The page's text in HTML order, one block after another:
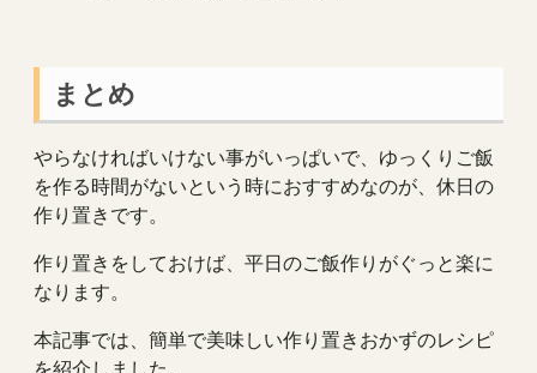
まとめ
やらなければいけない事がいっぱいで、ゆっくりご飯
を作る時間がないという時におすすめなのが、休日の
作り置きです。
作り置きをしておけば、平日のご飯作りがぐっと楽に
なります。
本記事では、簡単で美味しい作り置きおかずのレシピ
を紹介しました。